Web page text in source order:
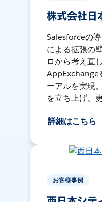
株式会社日
Salesforceの
による拡張の
ロから考え直
AppExchange
ーアルを実現
を立ち上げ、
詳細はこちら
お客様事例